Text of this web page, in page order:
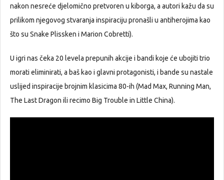
nakon nesreće djelomično pretvoren u kiborga, a autori kažu da su
prilikom njegovog stvaranja inspiraciju pronašli u antiherojima kao
što su Snake Plissken i Marion Cobretti).
U igri nas čeka 20 levela prepunih akcije i bandi koje će ubojiti trio
morati eliminirati, a baš kao i glavni protagonisti, i bande su nastale
uslijed inspiracije brojnim klasicima 80-ih (Mad Max, Running Man,
The Last Dragon ili recimo Big Trouble in Little China).